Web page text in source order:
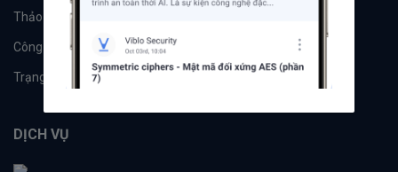
Thảo luận
Công cụ
Trạng thái hệ thống
DỊCH VỤ